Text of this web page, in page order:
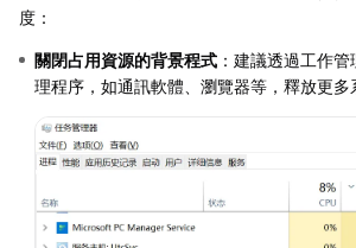
度：
關閉占用資源的背景程式 ：建議透過工作
理程序，如通訊軟體、瀏覽器等，釋放更多